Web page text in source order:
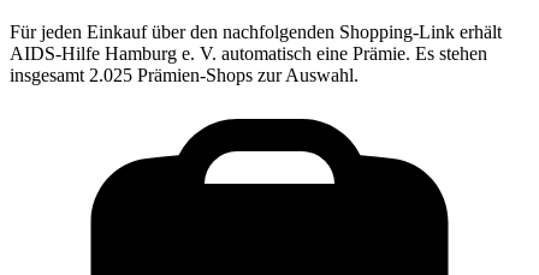
Für jeden Einkauf über den nachfolgenden Shopping-Link erhält
AIDS-Hilfe Hamburg e. V. automatisch eine Prämie. Es stehen
insgesamt 2.025 Prämien-Shops zur Auswahl.